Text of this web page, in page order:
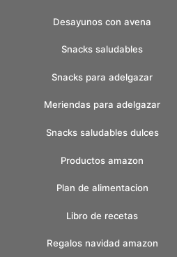
Desayunos con avena
Snacks saludables
Snacks para adelgazar
Meriendas para adelgazar
Snacks saludables dulces
Productos amazon
Plan de alimentacion
Libro de recetas
Regalos navidad amazon